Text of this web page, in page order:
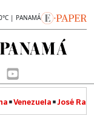
| PANAMÁ
Venezuela José